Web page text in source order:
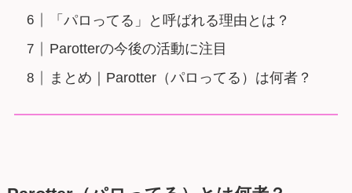
「パロってる」と呼ばれる理由とは？
Parotterの今後の活動に注目
まとめ｜Parotter（パロってる）は何者？